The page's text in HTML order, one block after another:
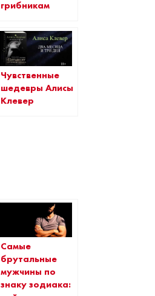
грибникам
Чувственные
шедевры Алисы
Клевер
Самые
брутальные
мужчины по
знаку зодиака: